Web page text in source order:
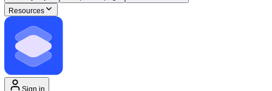
EN
Find my IT job
Resources